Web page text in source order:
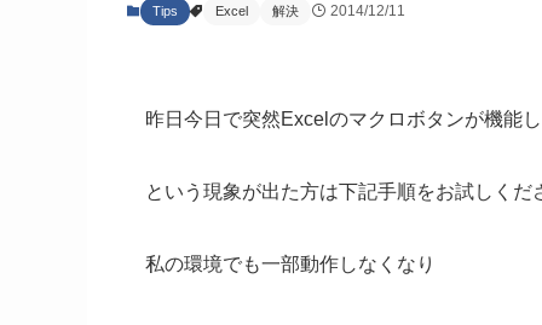
Tips Excel 解決 2014/12/11
昨日今日で突然Excelのマクロボタンが機能
という現象が出た方は下記手順をお試しくだ
私の環境でも一部動作しなくなり